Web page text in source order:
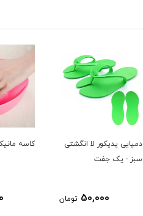
دمپایی پدیکور لا انگشتی
سبز - یک جفت
50,000 تومان
کاسه